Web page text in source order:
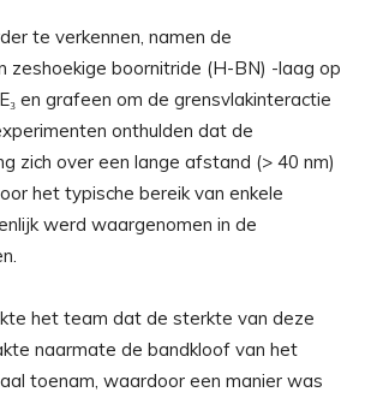
te verkennen, namen de
zeshoekige boornitride (H-BN) -laag op
en grafeen om de grensvlakinteractie
onthulden dat de
zich over een lange afstand (> 40 nm)
het typische bereik van enkele
werd waargenomen in de
het team dat de sterkte van deze
naarmate de bandkloof van het
toenam, waardoor een manier was